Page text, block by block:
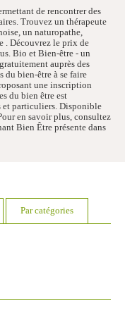
de rencontrer des
Trouvez un thérapeute
un naturopathe,
. Découvrez le prix de
Bio et Bien-être - un
auprès des
du bien-être à se faire
une inscription
du bien être est
et particuliers. Disponible
en savoir plus, consultez
Bien Être présente dans
Par catégories